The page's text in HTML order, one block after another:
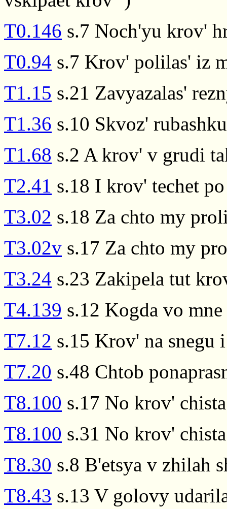
T0.146 s.7 Noch'yu krov'
T0.94 s.7 Krov' polilas' iz
T1.15 s.21 Zavyazalas'
T1.36 s.10 Skvoz'
T1.68 s.2 A krov' v grudi
T2.41 s.18 I krov' techet
T3.02 s.18 Za chto my
T3.02v s.17 Za chto my
T3.24 s.23 Zakipela tut
T4.139 s.12 Kogda vo
T7.12 s.15 Krov' na snegu
T7.20 s.48 Chtob
T8.100 s.17 No krov'
T8.100 s.31 No krov'
T8.30 s.8 B'etsya v zhilah
T8.43 s.13 V golovy